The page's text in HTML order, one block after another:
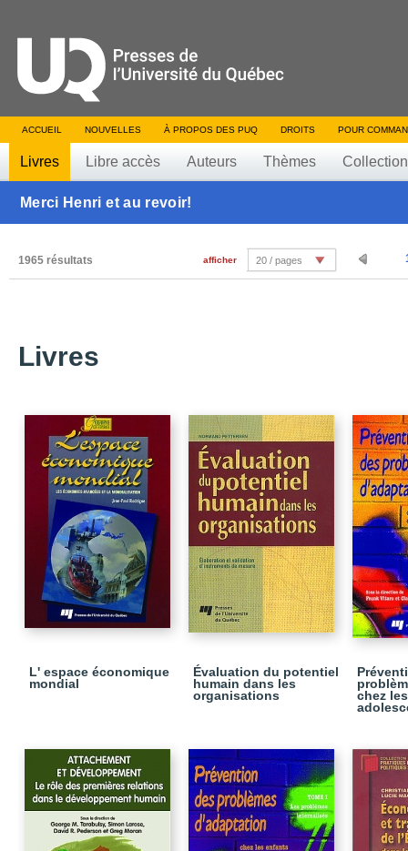
ACCUEIL NOUVELLES À PROPOS DES PUQ DROITS POUR
Livres Libre accès Auteurs Thèmes
Merci Henri et au revoir!
1965 résultats afficher 20 / pages
Livres
L' espace économique
mondial
Évaluation du potentiel
humain dans les
organisations
chez